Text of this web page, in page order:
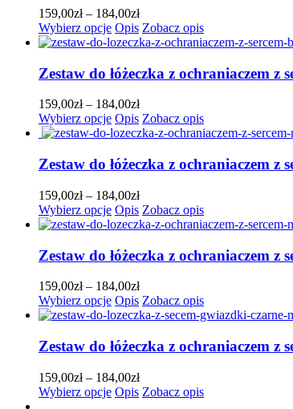
Opcje
można
wybrać
na
stronie
produktu
159,00zł – 184,00złZakres
cen:
od
do
184,00zł
Wybierz opcje Ten
produkt
wiele
wariantów.
Opcje
można
wybrać
na
stronie
produktu
Opis Zobacz opis
Zestaw do łóżeczka z ochraniaczem
159,00zł – 184,00złZakres
cen:
od
do
184,00zł
Wybierz opcje Ten
produkt
wiele
wariantów.
Opcje
można
wybrać
na
stronie
produktu
Opis Zobacz opis
Zestaw do łóżeczka z ochraniaczem
159,00zł – 184,00złZakres
cen:
od
do
184,00zł
Wybierz opcje Ten
produkt
wiele
wariantów.
Opcje
można
wybrać
na
stronie
produktu
Opis Zobacz opis
Zestaw do łóżeczka z ochraniaczem
159,00zł – 184,00złZakres
cen:
od
do
184,00zł
Wybierz opcje Ten
produkt
wiele
wariantów.
Opcje
można
wybrać
Opis Zobacz opis
Zestaw do łóżeczka z ochraniaczem
159,00zł – 184,00złZakres
cen:
Wybierz opcje Ten
Opis Zobacz opis